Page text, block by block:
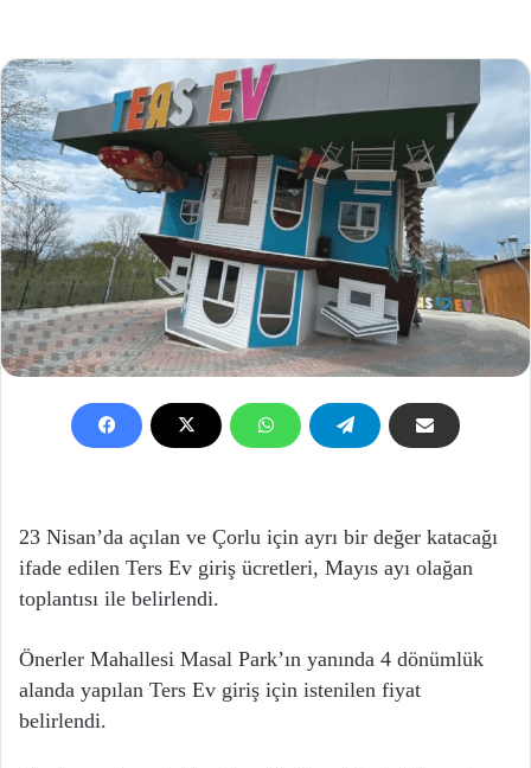
23 Nisan’da açılan ve Çorlu için ayrı bir değer katacağı
ifade edilen Ters Ev giriş ücretleri, Mayıs ayı olağan
toplantısı ile belirlendi.
Önerler Mahallesi Masal Park’ın yanında 4 dönümlük
alanda yapılan Ters Ev giriş için istenilen fiyat
belirlendi.